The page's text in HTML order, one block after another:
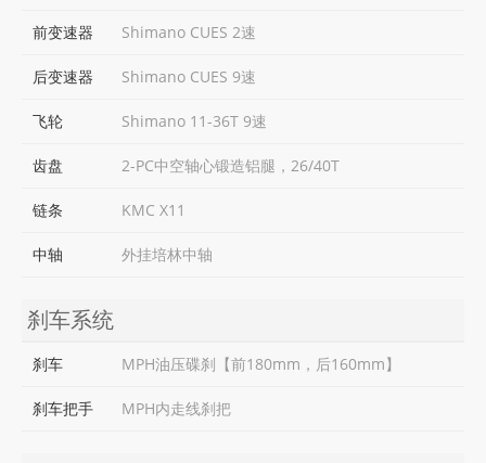
前变速器 Shimano CUES 2速
后变速器 Shimano CUES 9速
飞轮 Shimano 11-36T 9速
齿盘 2-PC中空轴心锻造铝腿，26/40T
链条 KMC X11
中轴 外挂培林中轴
刹车系统
刹车 MPH油压碟刹【前180mm，后160mm】
刹车把手 MPH内走线刹把